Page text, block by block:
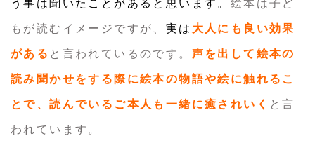
う事は聞いたことがあると思います。 絵本は子ど
もが読むイメージですが、 実は 大人にも良い効果
がある と言われているのです。 声を出して絵本の
読み聞かせをする際に絵本の物語や絵に触れるこ
とで、読んでいるご本人も一緒に癒されいく と言
われています。